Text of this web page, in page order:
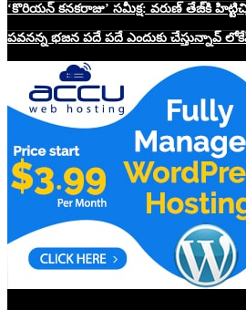
‘కొరియన్ కనకరాజు’ సమీక్ష: వరుణ్ తేజ్‌కి
పవనన్న భజన పదే పదే ఎందుకు చేస్తున్నావ్
Website Hosting Sponser